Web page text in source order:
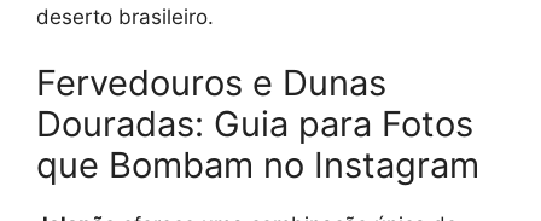
deserto brasileiro.
Fervedouros e Dunas
Douradas: Guia para Fotos
que Bombam no Instagram